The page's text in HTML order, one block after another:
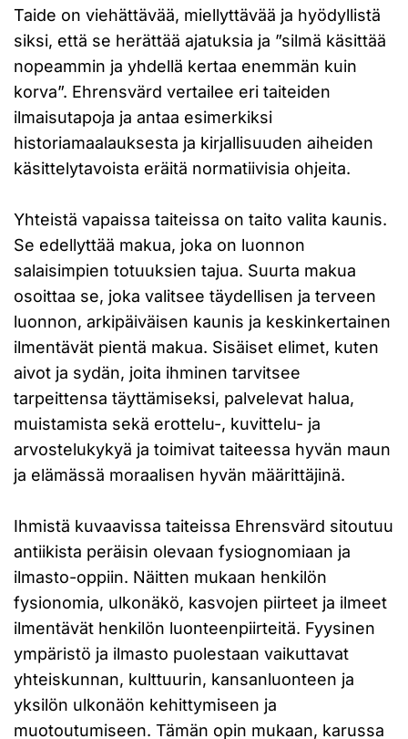
Taide on viehättävää, miellyttävää ja hyödyllistä
siksi, että se herättää ajatuksia ja ”silmä käsittää
nopeammin ja yhdellä kertaa enemmän kuin
korva”. Ehrensvärd vertailee eri taiteiden
ilmaisutapoja ja antaa esimerkiksi
historiamaalauksesta ja kirjallisuuden aiheiden
käsittelytavoista eräitä normatiivisia ohjeita.
Yhteistä vapaissa taiteissa on taito valita kaunis.
Se edellyttää makua, joka on luonnon
salaisimpien totuuksien tajua. Suurta makua
osoittaa se, joka valitsee täydellisen ja terveen
luonnon, arkipäiväisen kaunis ja keskinkertainen
ilmentävät pientä makua. Sisäiset elimet, kuten
aivot ja sydän, joita ihminen tarvitsee
tarpeittensa täyttämiseksi, palvelevat halua,
muistamista sekä erottelu-, kuvittelu- ja
arvostelukykyä ja toimivat taiteessa hyvän maun
ja elämässä moraalisen hyvän määrittäjinä.
Ihmistä kuvaavissa taiteissa Ehrensvärd sitoutuu
antiikista peräisin olevaan fysiognomiaan ja
ilmasto-oppiin. Näitten mukaan henkilön
fysionomia, ulkonäkö, kasvojen piirteet ja ilmeet
ilmentävät henkilön luonteenpiirteitä. Fyysinen
ympäristö ja ilmasto puolestaan vaikuttavat
yhteiskunnan, kulttuurin, kansanluonteen ja
yksilön ulkonäön kehittymiseen ja
muotoutumiseen. Tämän opin mukaan, karussa